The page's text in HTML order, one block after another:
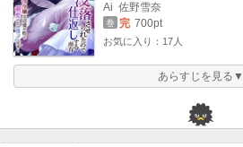
Ai 佐野雪奈
巻 完 700pt
お気に入り：17人
あらすじを見る▼